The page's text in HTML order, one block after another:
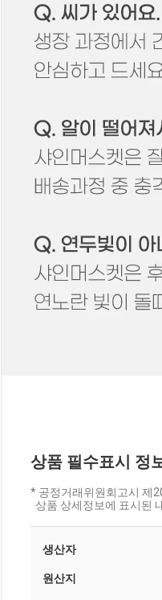
상품 필수표시 정
* 공정거래위원회고시 제
상품 상세정보에 표시된
생산자
원산지